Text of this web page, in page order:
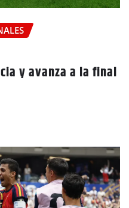
y avanza a la final